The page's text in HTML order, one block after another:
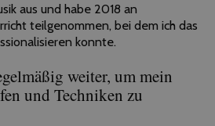
aus und habe 2018 an
teilgenommen, bei dem ich das
konnte.
weiter, um mein
und Techniken zu